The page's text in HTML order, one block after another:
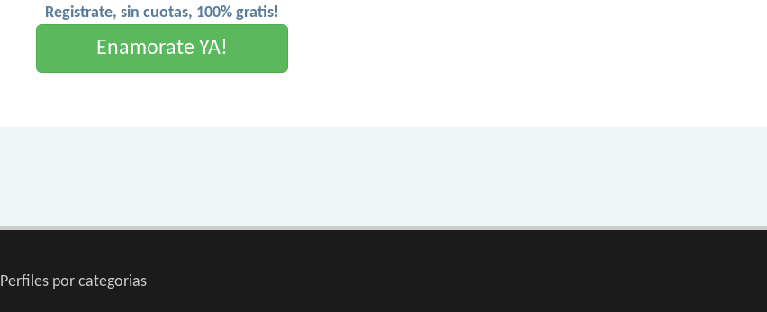
Registrate, sin cuotas, 100% gratis!
Enamorate YA!
Perfiles por categorias